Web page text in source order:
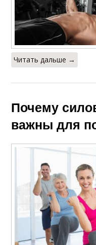
Читать дальше →
Почему
важны для